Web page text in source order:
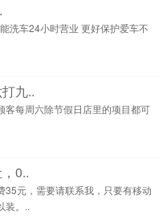
洗车24小时营业 更好保护爱车不
九..
客每周六除节假日店里的项目都可
0..
35元，需要请联系我，只要有移动
装。..